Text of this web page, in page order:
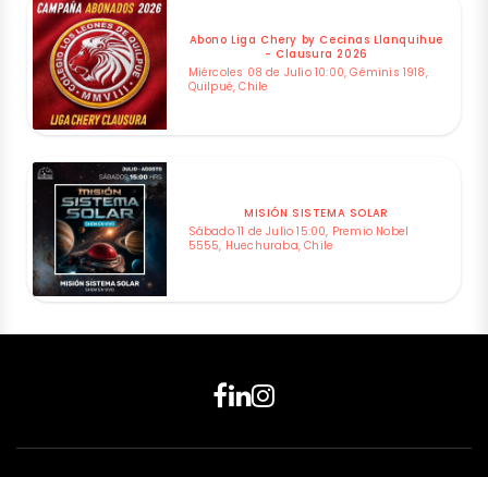
Abono Liga Chery by Cecinas Llanquihue
- Clausura 2026
Miércoles 08 de Julio 10:00, Géminis 1918,
Quilpué, Chile
MISIÓN SISTEMA SOLAR
Sábado 11 de Julio 15:00, Premio Nobel
5555, Huechuraba, Chile